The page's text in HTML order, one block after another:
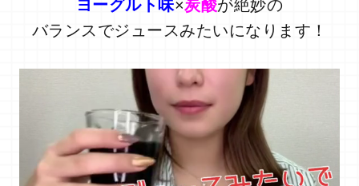
ヨーグルト味×炭酸が絶妙の
バランスでジュースみたいになります！